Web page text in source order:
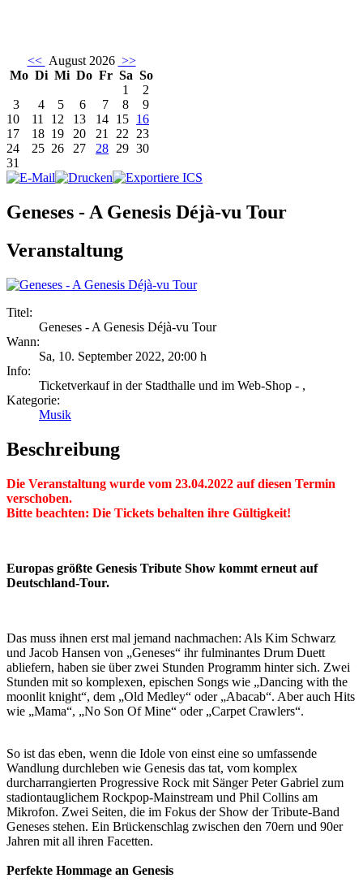
<< August 2026 >>
Mo Di Mi Do Fr Sa So
1
2
3
4 5 6 7 8
9
10
11 12 13 14 15 16
17
18 19 20 21 22 23
24
25 26 27 28 29 30
31
Geneses - A Genesis Déjà-vu Tour
Veranstaltung
Titel:
Geneses - A Genesis Déjà-vu Tour
Wann:
Sa, 10. September 2022, 20:00 h
Info:
Ticketverkauf in der Stadthalle und im Web-Shop - ,
Kategorie:
Musik
Beschreibung
Die Veranstaltung wurde vom 23.04.2022 auf diesen Termin
verschoben.
Bitte beachten: Die Tickets behalten ihre Gültigkeit!
Europas größte Genesis Tribute Show kommt erneut auf
Deutschland-Tour.
Das muss ihnen erst mal jemand nachmachen: Als Kim Schwarz
und Jacob Hansen von „Geneses“ ihr fulminantes Drum Duett
abliefern, haben sie über zwei Stunden Programm hinter sich. Zwei
Stunden mit so komplexen, epischen Songs wie „Dancing with the
moonlit knight“, dem „Old Medley“ oder „Abacab“. Aber auch Hits
wie „Mama“, „No Son Of Mine“ oder „Carpet Crawlers“.
So ist das eben, wenn die Idole von einst eine so umfassende
Wandlung durchleben wie Genesis das tat, vom komplex
durcharrangierten Progressive Rock mit Sänger Peter Gabriel zum
stadiontauglichem Rockpop-Mainstream und Phil Collins am
Mikrofon. Zwei Seiten, die im Fokus der Show der Tribute-Band
Geneses stehen. Ein Brückenschlag zwischen den 70ern und 90er
Jahren mit all ihren Facetten.
Perfekte Hommage an Genesis